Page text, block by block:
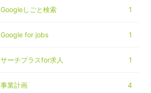
Googleしごと検索 1
Google for jobs 1
サーチプラスfor求人 1
事業計画 4